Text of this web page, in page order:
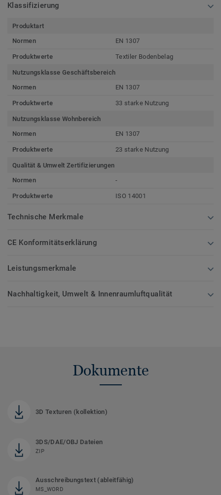
Klassifizierung
Produktart
Normen
EN 1307
Produktwerte Textiler Bodenbelag
Nutzungsklasse Geschäftsbereich
Normen
EN 1307
Produktwerte 33 starke Nutzung
Nutzungsklasse Wohnbereich
Normen
EN 1307
Produktwerte 23 starke Nutzung
Qualität & Umwelt Zertifizierungen
Normen
-
Produktwerte ISO 14001
Technische Merkmale
CE Konformitätserklärung
Leistungsmerkmale
Nachhaltigkeit, Umwelt & Innenraumluftqualität
Dokumente
3D Texturen (kollektion)
3DS/DAE/OBJ Dateien
ZIP
Ausschreibungstext (ableitfähig)
MS_WORD